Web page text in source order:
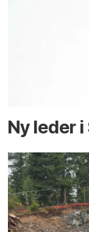
Ny leder i